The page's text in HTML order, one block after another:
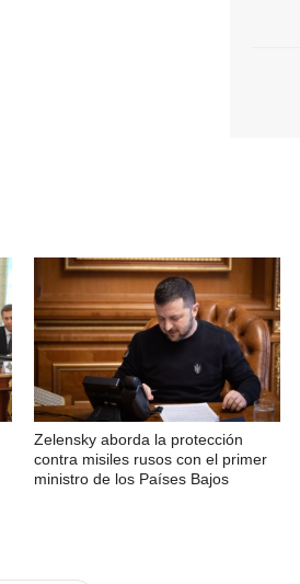
Zelensky aborda la protección
contra misiles rusos con el primer
ministro de los Países Bajos